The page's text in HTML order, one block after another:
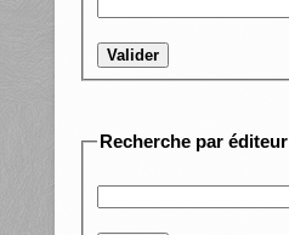
Valider
Recherche par éditeur